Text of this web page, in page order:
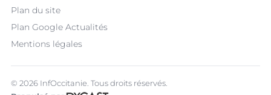
Plan du site
Plan Google Actualités
Mentions légales
© 2026 InfOccitanie. Tous droits réservés.